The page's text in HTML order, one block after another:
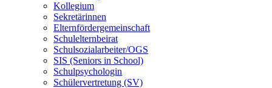
Kollegium
Sekretärinnen
Elternfördergemeinschaft
Schulelternbeirat
Schulsozialarbeiter/OGS
SIS (Seniors in School)
Schulpsychologin
Schülervertretung (SV)